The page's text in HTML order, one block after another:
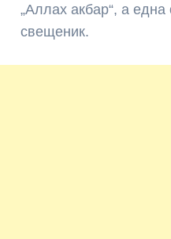
„Аллах акбар“, а една
свещеник.